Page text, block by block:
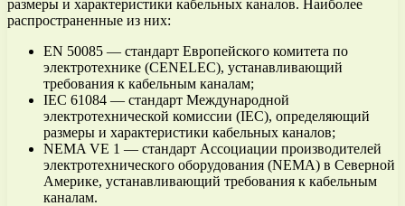
размеры и характеристики кабельных каналов. Наиболее
распространенные из них:
EN 50085 — стандарт Европейского комитета по
электротехнике (CENELEC), устанавливающий
требования к кабельным каналам;
IEC 61084 — стандарт Международной
электротехнической комиссии (IEC), определяющий
размеры и характеристики кабельных каналов;
NEMA VE 1 — стандарт Ассоциации производителей
электротехнического оборудования (NEMA) в Северной
Америке, устанавливающий требования к кабельным
каналам.